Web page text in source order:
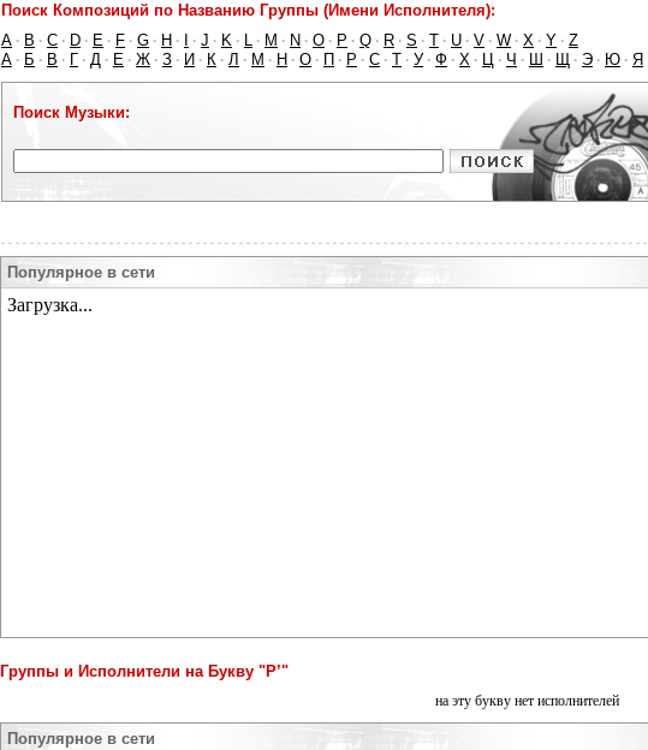
Поиск Композиций по Названию Группы (Имени Исполнителя):
A · B · C · D · E · F · G · H · · J · K · L · M · N · O · P · Q · R · S · T · U · V · W · X · Y · Z
А · Б · В · Г · Д · Е · Ж · З · И · К · Л · М · Н · О · П · Р · С · Т · У · Ф · Х · Ц · Ч · Ш · Щ · Э · Ю · Я
Поиск Музыки:
Популярное в сети
Группы и Исполнители на Букву "Р’"
на эту букву нет исполнителей
Популярное в сети